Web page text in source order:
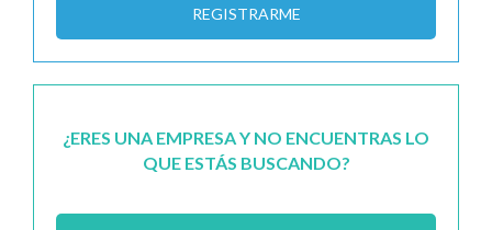
REGISTRARME
¿ERES UNA EMPRESA Y NO ENCUENTRAS LO
QUE ESTÁS BUSCANDO?